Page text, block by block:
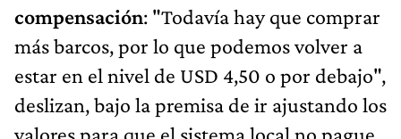
compensación: "Todavía hay que comprar
más barcos, por lo que podemos volver a
estar en el nivel de USD 4,50 o por debajo",
deslizan, bajo la premisa de ir ajustando los
valores para que el sistema local no pague